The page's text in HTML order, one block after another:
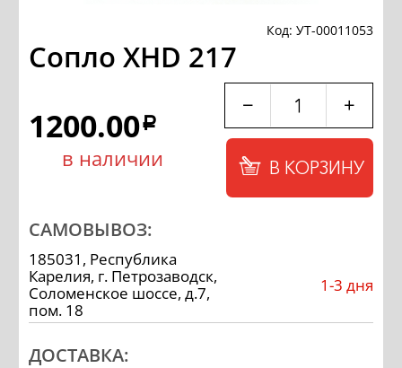
Код: УТ-00011053
Сопло XHD 217
1200.00a
в наличии
− +
В КОРЗИНУ
САМОВЫВОЗ:
185031, Республика
Карелия, г. Петрозаводск,
Соломенское шоссе, д.7,
пом. 18
1-3 дня
ДОСТАВКА: